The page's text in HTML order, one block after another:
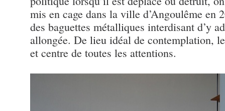
mis en cage dans la ville d’Angoulême en
des baguettes métalliques interdisant d’y
allongée. De lieu idéal de contemplation,
et centre de toutes les attentions.